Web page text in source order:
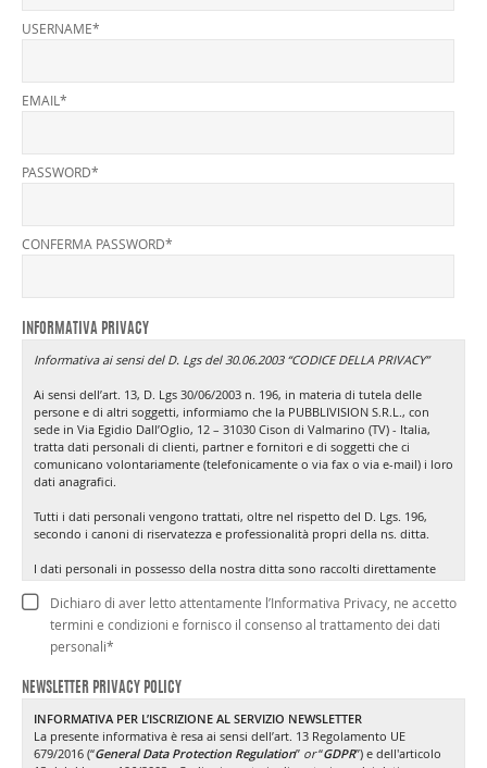
USERNAME*
EMAIL*
PASSWORD*
CONFERMA PASSWORD*
INFORMATIVA PRIVACY
Informativa ai sensi del D. Lgs del 30.06.2003 “CODICE DELLA PRIVACY”
Ai sensi dell’art. 13, D. Lgs 30/06/2003 n. 196, in materia di tutela delle
persone e di altri soggetti, informiamo che la PUBBLIVISION S.R.L., con
sede in Via Egidio Dall’Oglio, 12 – 31030 Cison di Valmarino (TV) - Italia,
tratta dati personali di clienti, partner e fornitori e di soggetti che ci
comunicano volontariamente (telefonicamente o via fax o via e-mail) i loro
dati anagrafici.
Tutti i dati personali vengono trattati, oltre nel rispetto del D. Lgs. 196,
secondo i canoni di riservatezza e professionalità propri della ns. ditta.
I dati personali in possesso della nostra ditta sono raccolti direttamente
presso la clientela ovvero presso terzi come nell’ipotesi in cui la ditta
acquisisca dati da società esterne a fini di informazioni commerciali,
ricerche di mercato, offerte dirette di prodotti o servizi. Per quest’ultima
tipologia di dati sarà fornita un’informativa all’atto della loro registrazione
o comunque non oltre la prima eventuale comunicazione.
Può accadere, inoltre, che la nostra ditta in relazione a operazioni richieste
Per il loro trattamento la legge richiede una specifica manifestazione di
consenso.
Dichiaro di aver letto attentamente l’Informativa Privacy, ne accetto
termini e condizioni e fornisco il consenso al trattamento dei dati
personali*
NEWSLETTER PRIVACY POLICY
INFORMATIVA PER L’ISCRIZIONE AL SERVIZIO NEWSLETTER
La presente informativa è resa ai sensi dell’art. 13 Regolamento UE
679/2016 (“General Data Protection Regulation” or“GDPR”) e dell'articolo